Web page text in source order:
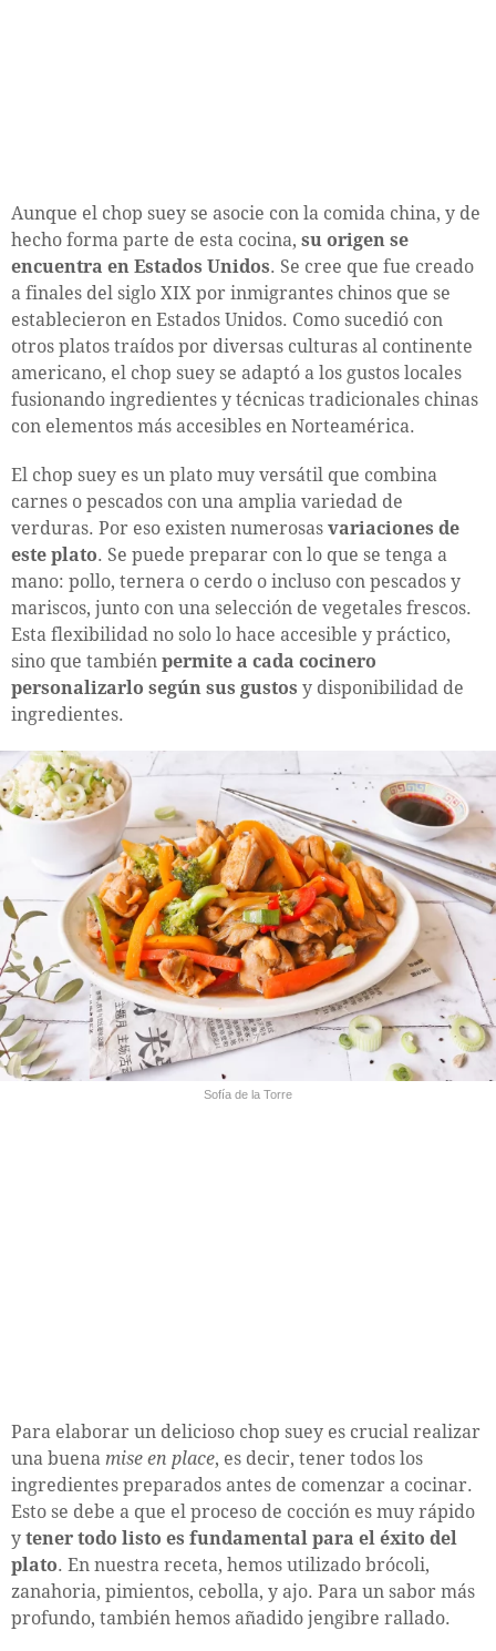
Aunque el chop suey se asocie con la comida china, y de
hecho forma parte de esta cocina, su origen se
encuentra en Estados Unidos. Se cree que fue creado
a finales del siglo XIX por inmigrantes chinos que se
establecieron en Estados Unidos. Como sucedió con
otros platos traídos por diversas culturas al continente
americano, el chop suey se adaptó a los gustos locales
fusionando ingredientes y técnicas tradicionales chinas
con elementos más accesibles en Norteamérica.
El chop suey es un plato muy versátil que combina
carnes o pescados con una amplia variedad de
verduras. Por eso existen numerosas variaciones de
este plato. Se puede preparar con lo que se tenga a
mano: pollo, ternera o cerdo o incluso con pescados y
mariscos, junto con una selección de vegetales frescos.
Esta flexibilidad no solo lo hace accesible y práctico,
sino que también permite a cada cocinero
personalizarlo según sus gustos y disponibilidad de
ingredientes.
Sofía de la Torre
Para elaborar un delicioso chop suey es crucial realizar
una buena mise en place, es decir, tener todos los
ingredientes preparados antes de comenzar a cocinar.
Esto se debe a que el proceso de cocción es muy rápido
y tener todo listo es fundamental para el éxito del
plato. En nuestra receta, hemos utilizado brócoli,
zanahoria, pimientos, cebolla, y ajo. Para un sabor más
profundo, también hemos añadido jengibre rallado.